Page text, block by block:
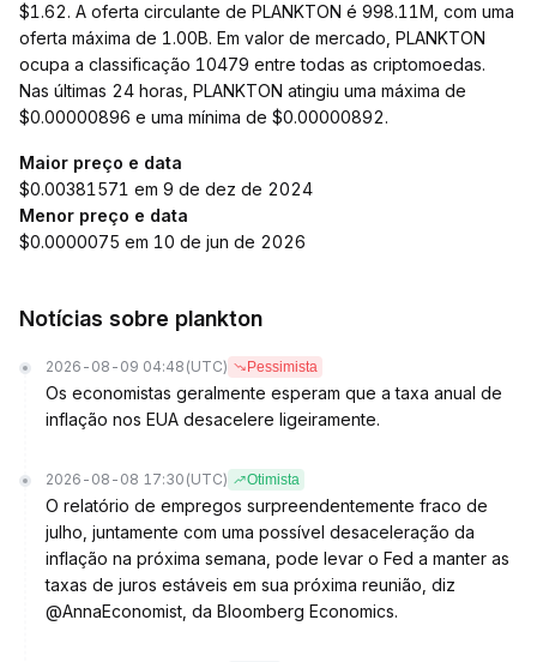
$1.62. A oferta circulante de PLANKTON é 998.11M, com uma
oferta máxima de 1.00B. Em valor de mercado, PLANKTON
ocupa a classificação 10479 entre todas as criptomoedas.
Nas últimas 24 horas, PLANKTON atingiu uma máxima de
$0.00000896 e uma mínima de $0.00000892.
Maior preço e data
$0.00381571 em 9 de dez de 2024
Menor preço e data
$0.0000075 em 10 de jun de 2026
Notícias sobre plankton
2026-08-09 04:48 (UTC) Pessimista
Os economistas geralmente esperam que a taxa anual de
inflação nos EUA desacelere ligeiramente.
2026-08-08 17:30 (UTC) Otimista
O relatório de empregos surpreendentemente fraco de
julho, juntamente com uma possível desaceleração da
inflação na próxima semana, pode levar o Fed a manter as
taxas de juros estáveis em sua próxima reunião, diz
@AnnaEconomist, da Bloomberg Economics.